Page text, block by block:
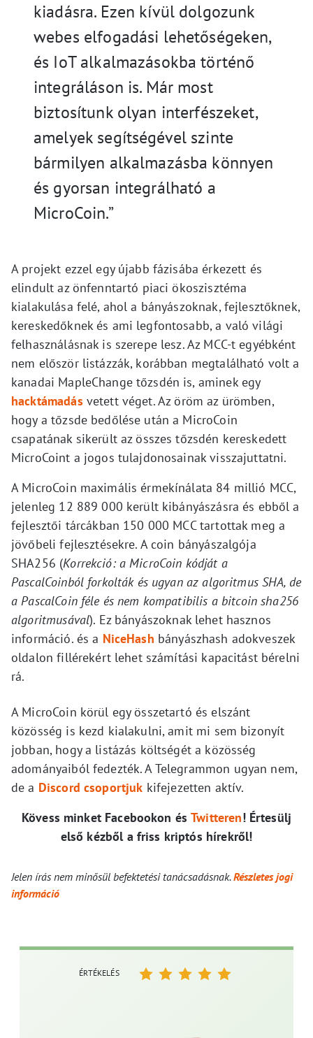
kiadásra. Ezen kívül dolgozunk
webes elfogadási lehetőségeken,
és IoT alkalmazásokba történő
integráláson is. Már most
biztosítunk olyan interfészeket,
amelyek segítségével szinte
bármilyen alkalmazásba könnyen
és gyorsan integrálható a
MicroCoin.”
A projekt ezzel egy újabb fázisába érkezett és
elindult az önfenntartó piaci ökoszisztéma
kialakulása felé, ahol a bányászoknak, fejlesztőknek,
kereskedőknek és ami legfontosabb, a való világi
felhasználásnak is szerepe lesz. Az MCC-t egyébként
nem először listázzák, korábban megtalálható volt a
kanadai MapleChange tőzsdén is, aminek egy
hacktámadás vetett véget. Az öröm az ürömben,
hogy a tőzsde bedőlése után a MicroCoin
csapatának sikerült az összes tőzsdén kereskedett
MicroCoint a jogos tulajdonosainak visszajuttatni.
A MicroCoin maximális érmekínálata 84 millió MCC,
jelenleg 12 889 000 került kibányászásra és ebből a
fejlesztői tárcákban 150 000 MCC tartottak meg a
jövőbeli fejlesztésekre. A coin bányászalgója
SHA256 (Korrekció: a MicroCoin kódját a
PascalCoinból forkolták és ugyan az algoritmus SHA, de
a PascalCoin féle és nem kompatibilis a bitcoin sha256
algoritmusával). Ez bányászoknak lehet hasznos
információ. és a NiceHash bányászhash adokveszek
oldalon fillérekért lehet számítási kapacitást bérelni
rá.
A MicroCoin körül egy összetartó és elszánt
közösség is kezd kialakulni, amit mi sem bizonyít
jobban, hogy a listázás költségét a közösség
adományaiból fedezték. A Telegrammon ugyan nem,
de a Discord csoportjuk kifejezetten aktív.
Kövess minket Facebookon ésTwitteren! Értesülj
első kézből a friss kriptós hírekről!
Jelen írás nem minősül befektetési tanácsadásnak.Részletes jogi
információ
ÉRTÉKELÉS